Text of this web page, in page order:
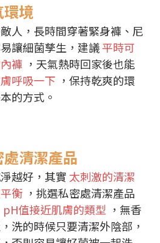
環境
人，長時間穿著緊身褲、尼
讓細菌孳生，建議平時可
褲 ，天氣熱時回家後也能
呼吸一下 ，保持乾爽的環
的方式。
清潔產品
越好，其實太刺激的清潔
衡 ，挑選私密處清潔產品
值接近肌膚的類型 ，無香
洗的時候只要清潔外陰部，